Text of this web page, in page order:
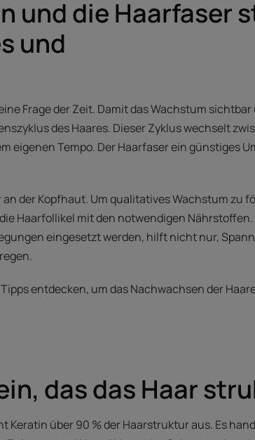
und die Haarfaser
und
Frage der Zeit. Damit das Wachstum
des Haares. Dieser Zyklus wechselt
eigenen Tempo. Der Haarfaser ein günstiges
der Kopfhaut. Um qualitatives Wachstum zu
Haarfollikel mit den notwendigen Nährstoffen.
eingesetzt werden, hilft nicht nur,
entdecken, um das Nachwachsen der
das das Haar
Keratin über 90 % der Haarstruktur aus. Es